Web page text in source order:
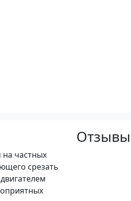
частных
срезать
Отзывы